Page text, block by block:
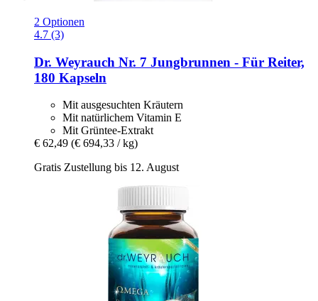
2 Optionen
4.7 (3)
Dr. Weyrauch Nr. 7 Jungbrunnen -​ Für Reiter,
180 Kapseln
Mit ausgesuchten Kräutern
Mit natürlichem Vitamin E
Mit Grüntee-Extrakt
€ 62,49 (€ 694,33 / kg)
Gratis Zustellung bis 12. August